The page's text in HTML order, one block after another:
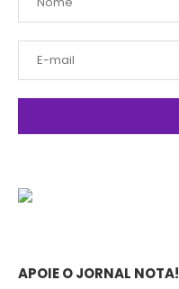
APOIE O JORNAL NOTA!